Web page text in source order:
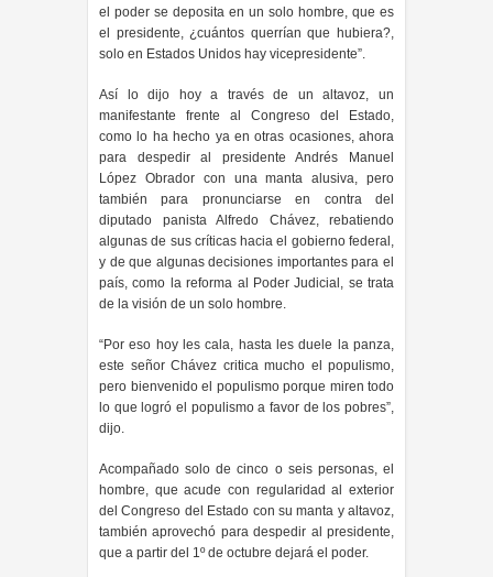
el poder se deposita en un solo hombre, que es
el presidente, ¿cuántos querrían que hubiera?,
solo en Estados Unidos hay vicepresidente”.
Así lo dijo hoy a través de un altavoz, un
manifestante frente al Congreso del Estado,
como lo ha hecho ya en otras ocasiones, ahora
para despedir al presidente Andrés Manuel
López Obrador con una manta alusiva, pero
también para pronunciarse en contra del
diputado panista Alfredo Chávez, rebatiendo
algunas de sus críticas hacia el gobierno federal,
y de que algunas decisiones importantes para el
país, como la reforma al Poder Judicial, se trata
de la visión de un solo hombre.
“Por eso hoy les cala, hasta les duele la panza,
este señor Chávez critica mucho el populismo,
pero bienvenido el populismo porque miren todo
lo que logró el populismo a favor de los pobres”,
dijo.
Acompañado solo de cinco o seis personas, el
hombre, que acude con regularidad al exterior
del Congreso del Estado con su manta y altavoz,
también aprovechó para despedir al presidente,
que a partir del 1º de octubre dejará el poder.